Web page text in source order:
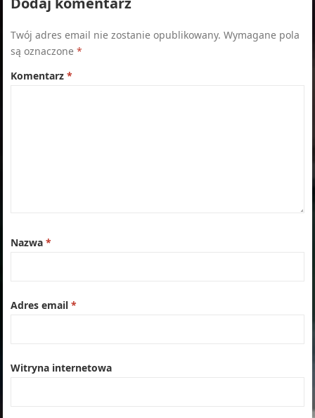
Twój adres email nie zostanie opublikowany. Wymagane pola
są oznaczone*
Komentarz*
Nazwa*
Adres email*
Witryna internetowa